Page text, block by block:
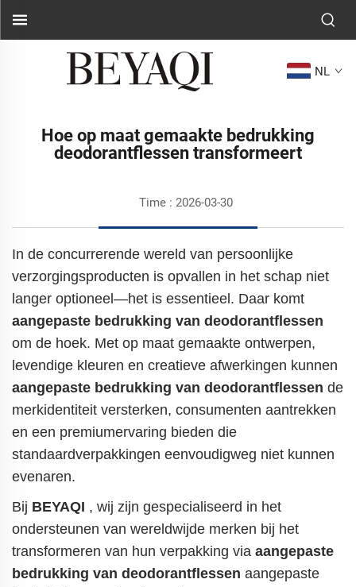
NL
Hoe op maat gemaakte bedrukking
deodorantflessen transformeert
Time : 2026-03-30
In de concurrerende wereld van persoonlijke
verzorgingsproducten is opvallen in het schap niet
langer optioneel—het is essentieel. Daar komt
aangepaste bedrukking van deodorantflessen
om de hoek. Met op maat gemaakte ontwerpen,
levendige kleuren en creatieve afwerkingen kunnen
aangepaste bedrukking van deodorantflessen de
merkidentiteit versterken, consumenten aantrekken
en een premiumervaring bieden die
standaardverpakkingen eenvoudigweg niet kunnen
evenaren.
Bij BEYAQI , wij zijn gespecialiseerd in het
ondersteunen van wereldwijde merken bij het
transformeren van hun verpakking via aangepaste
bedrukking van deodorantflessen aangepaste